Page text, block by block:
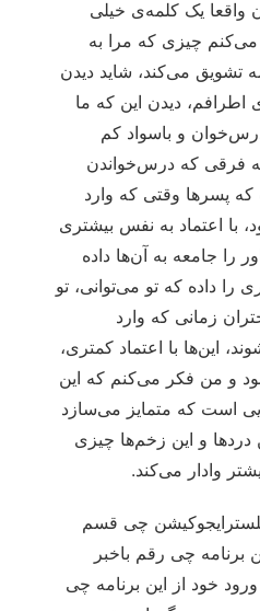
واقعا یک کلمه‌ی خیلی
چیزی که مرا به
تشویق می‌کند، شاید دیدن
اطرافم، دیدن این که ما
و باسواد کم
فرقی که درس‌خواندن
پسرها وقتی که وارد
با اعتماد به نفس بیشتری
را جامعه به آن‌ها داده
را داده که تو می‌توانی، تو
زمانی که وارد
این‌ها با اعتماد کمتری،
و من فکر می‌کنم که این
است که متمایز می‌سازد
و این زخم‌ها چیزی
وادار می‌کند.
چی قسم
برنامه چی رقم باخبر
خود از این برنامه چی